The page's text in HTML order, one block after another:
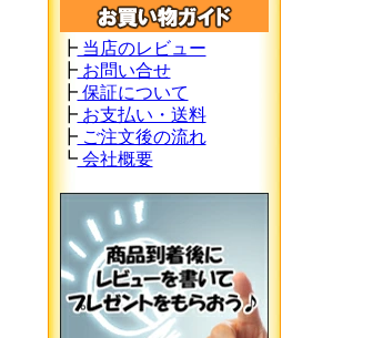
┣当店のレビュー
┣お問い合せ
┣保証について
┣お支払い・送料
┣ご注文後の流れ
┗会社概要